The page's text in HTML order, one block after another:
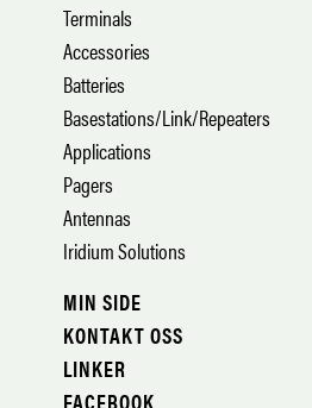
Terminals
Accessories
Batteries
Basestations/Link/Repeaters
Applications
Pagers
Antennas
Iridium Solutions
MIN SIDE
KONTAKT OSS
LINKER
FACEBOOK